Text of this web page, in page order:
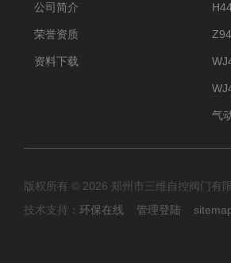
公司简介
荣誉资质
资料下载
气
版权所有 © 2026 郑州市三维自控阀门有
技术支持： 环保在线 管理登陆